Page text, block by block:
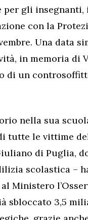
gli
con la
Una data
in memoria di
di un
nella sua
tutte le vittime
di Puglia,
scolastica –
Ministero
sbloccato 3,5